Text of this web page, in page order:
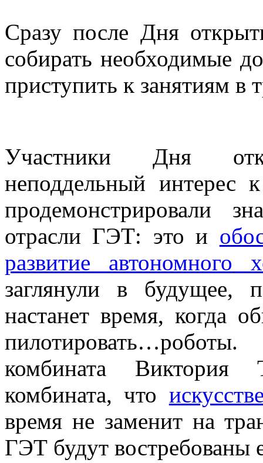
Сразу после Дня
собирать необходимые
приступить к занятиям в
Участники Дня
неподдельный интерес
продемонстрировали
отрасли ГЭТ: это и
развитие автономного
заглянули в будущее,
настанет время, когда
комбината Виктория
комбината, что
время не заменит на
ГЭТ будут востребованы